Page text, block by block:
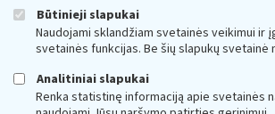
Būtinieji slapukai
Naudojami sklandžiam svetainės veikimui ir
svetainės funkcijas. Be šių slapukų svetainė
Analitiniai slapukai
Renka statistinę informaciją apie svetainės